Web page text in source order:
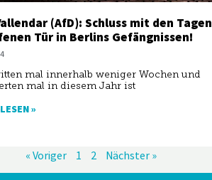
(AfD): Schluss mit den Tagen
Tür in Berlins Gefängnissen!
mal innerhalb weniger Wochen und
mal in diesem Jahr ist
»
« Voriger
1 2 Nächster »